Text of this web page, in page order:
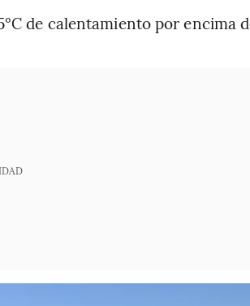
de calentamiento por encima